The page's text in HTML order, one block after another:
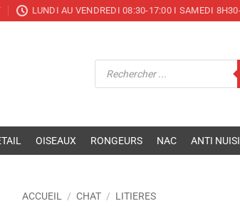
LUNDI AU VENDREDI 08:30-17:00 I SAMEDI
Recherche
OISEAUX RONGEURS NAC ANTI
ACCUEIL / CHAT / LITIERES